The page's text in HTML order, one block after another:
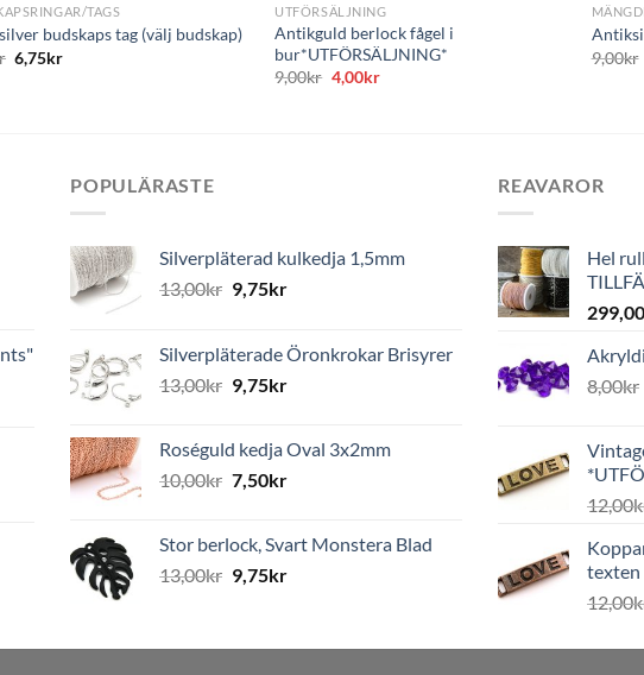
TAGS
budskaps tag (välj budskap)
6,75kr
UTFÖRSÄLJNING
Antikguld berlock fågel i
bur*UTFÖRSÄLJNING*
9,00kr Det
ursprungliga
4,00krDet
9,00kr
POPULÄRASTE
Silverpläterad kulkedja 1,5mm
13,00kr 9,75kr
Silverpläterade Öronkrokar Brisyrer
13,00kr 9,75kr
Roséguld kedja Oval 3x2mm
10,00kr 7,50kr
Stor berlock, Svart Monstera Blad
13,00kr 9,75kr
REAVAROR
Hel
299,00
8,00kr
12,00
texten
12,00